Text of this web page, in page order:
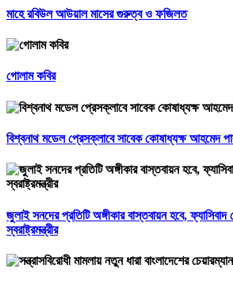
মাহে রবিউল আউয়াল মাসের গুরুত্ব ও ফজিলত
গোলাম কবির
বিশ্বনাথ মডেল প্রেসক্লাবে সাবেক কোষাধ্যক্ষ আহমেদ
জুলাই সনদের প্রতিটি অঙ্গীকার বাস্তবায়ন হবে,
স্বরাষ্ট্রমন্ত্রীর